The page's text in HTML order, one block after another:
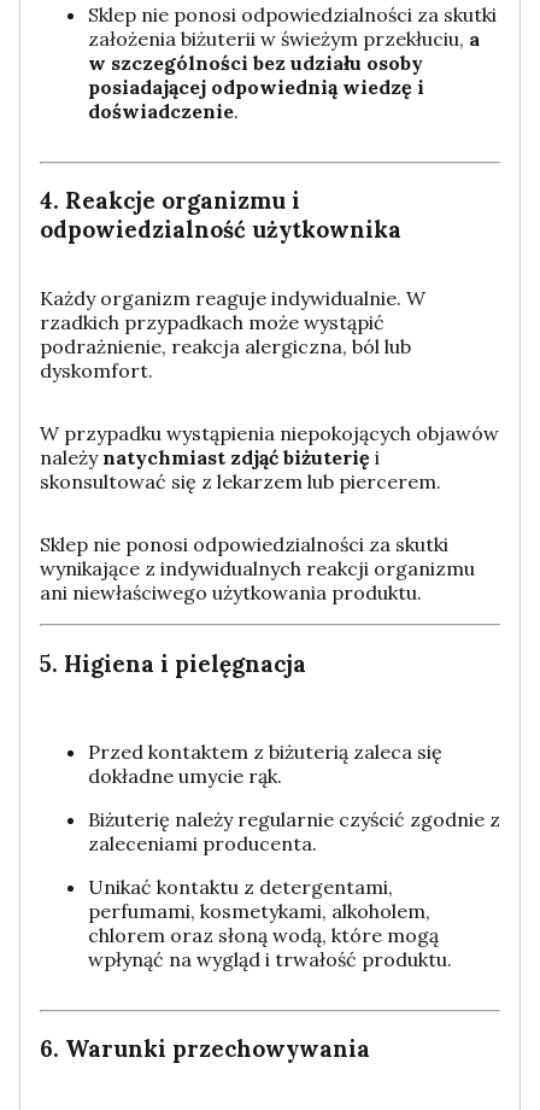
Sklep nie ponosi odpowiedzialności za skutki
założenia biżuterii w świeżym przekłuciu, a
w szczególności bez udziału osoby
posiadającej odpowiednią wiedzę i
doświadczenie.
4. Reakcje organizmu i
odpowiedzialność użytkownika
Każdy organizm reaguje indywidualnie. W
rzadkich przypadkach może wystąpić
podrażnienie, reakcja alergiczna, ból lub
dyskomfort.
W przypadku wystąpienia niepokojących objawów
należynatychmiast zdjąć biżuterię i
skonsultować się z lekarzem lub piercerem.
Sklep nie ponosi odpowiedzialności za skutki
wynikające z indywidualnych reakcji organizmu
ani niewłaściwego użytkowania produktu.
5. Higiena i pielęgnacja
Przed kontaktem z biżuterią zaleca się
dokładne umycie rąk.
Biżuterię należy regularnie czyścić zgodnie z
zaleceniami producenta.
Unikać kontaktu z detergentami,
perfumami, kosmetykami, alkoholem,
chlorem oraz słoną wodą, które mogą
wpłynąć na wygląd i trwałość produktu.
6. Warunki przechowywania